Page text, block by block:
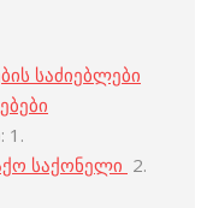
საძიებლები
1.
საქონელი 2.